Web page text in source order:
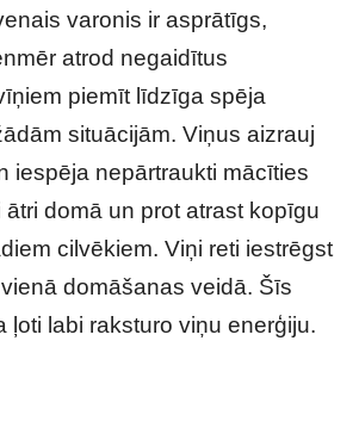
varonis ir asprātīgs,
atrod negaidītus
piemīt līdzīga spēja
situācijām. Viņus aizrauj
iespēja nepārtraukti mācīties
ātri domā un prot atrast kopīgu
cilvēkiem. Viņi reti iestrēgst
domāšanas veidā. Šīs
ļoti labi raksturo viņu enerģiju.